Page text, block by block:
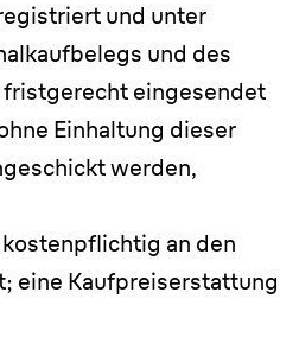
und unter
und des
eingesendet
Einhaltung dieser
werden,
an den
eine Kaufpreiserstattung